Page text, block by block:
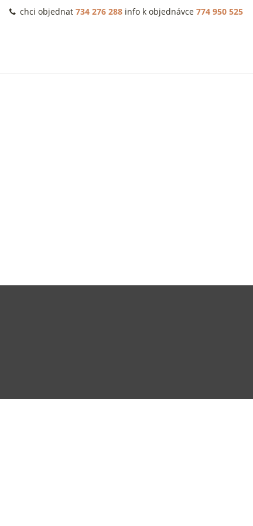
chci objednat 734 276 288 info k objednávce 774 950 525